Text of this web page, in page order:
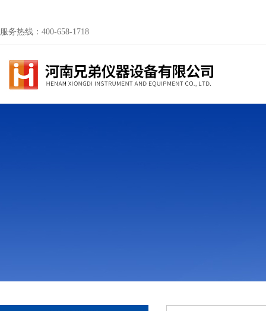
服务热线：400-658-1718